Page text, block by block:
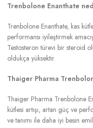
Trenbolone Enanthate
Trenbolone Enanthate, kas
performansı iyileştirmek
Testosteron türevi bir steroid
oldukça yüksektir.
Thaiger Pharma
Thaiger Pharma Trenbolone
kütlesi artışı, artan güç ve
ve tanımı ile daha iyi besin